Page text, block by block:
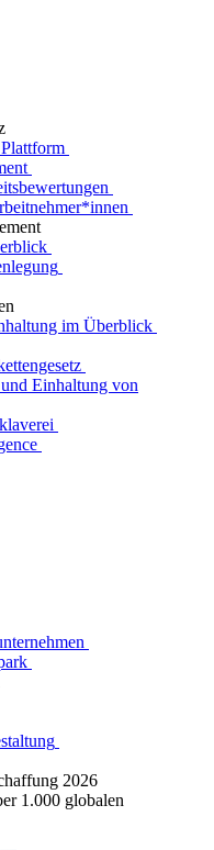
im Überblick
Einhaltung von
2026
1.000 globalen